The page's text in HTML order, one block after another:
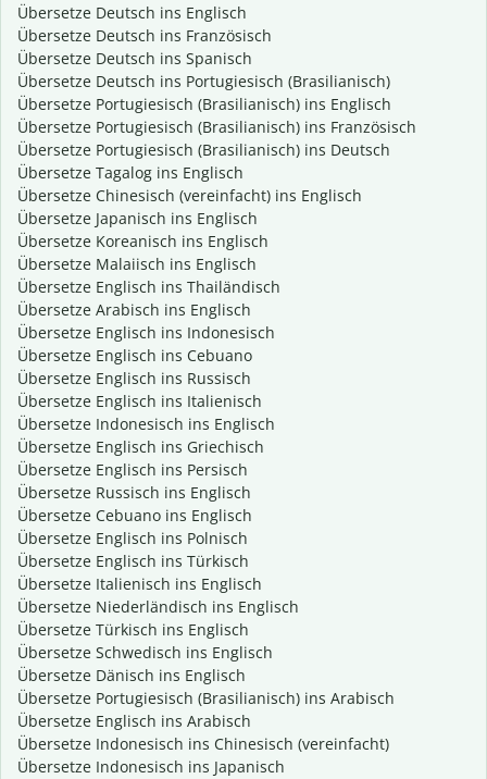
Übersetze Deutsch ins Englisch
Übersetze Deutsch ins Französisch
Übersetze Deutsch ins Spanisch
Übersetze Deutsch ins Portugiesisch (Brasilianisch)
Übersetze Portugiesisch (Brasilianisch) ins Englisch
Übersetze Portugiesisch (Brasilianisch) ins Französisch
Übersetze Portugiesisch (Brasilianisch) ins Deutsch
Übersetze Tagalog ins Englisch
Übersetze Chinesisch (vereinfacht) ins Englisch
Übersetze Japanisch ins Englisch
Übersetze Koreanisch ins Englisch
Übersetze Malaiisch ins Englisch
Übersetze Englisch ins Thailändisch
Übersetze Arabisch ins Englisch
Übersetze Englisch ins Indonesisch
Übersetze Englisch ins Cebuano
Übersetze Englisch ins Russisch
Übersetze Englisch ins Italienisch
Übersetze Indonesisch ins Englisch
Übersetze Englisch ins Griechisch
Übersetze Englisch ins Persisch
Übersetze Russisch ins Englisch
Übersetze Cebuano ins Englisch
Übersetze Englisch ins Polnisch
Übersetze Englisch ins Türkisch
Übersetze Italienisch ins Englisch
Übersetze Niederländisch ins Englisch
Übersetze Türkisch ins Englisch
Übersetze Schwedisch ins Englisch
Übersetze Dänisch ins Englisch
Übersetze Portugiesisch (Brasilianisch) ins Arabisch
Übersetze Englisch ins Arabisch
Übersetze Indonesisch ins Chinesisch (vereinfacht)
Übersetze Indonesisch ins Japanisch